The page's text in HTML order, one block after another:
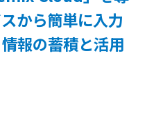
から簡単に入力
報の蓄積と活用